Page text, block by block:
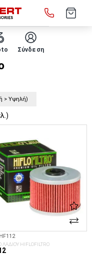
Σύνδεση
Hiflofiltro
ΛΑΔΙΟΥ HIFLOFILTRO